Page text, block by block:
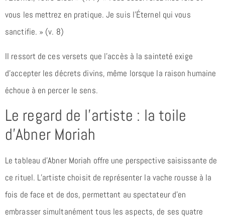
vous les mettrez en pratique. Je suis l’Éternel qui vous
sanctifie. » (v. 8)
Il ressort de ces versets que l’accès à la sainteté exige
d’accepter les décrets divins, même lorsque la raison humaine
échoue à en percer le sens.
Le regard de l’artiste : la toile
d’Abner Moriah
Le tableau d’Abner Moriah offre une perspective saisissante de
ce rituel. L’artiste choisit de représenter la vache rousse à la
fois de face et de dos, permettant au spectateur d’en
embrasser simultanément tous les aspects, de ses quatre